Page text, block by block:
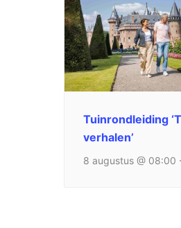
Tuinrondleiding
verhalen’
8 augustus @ 08:00